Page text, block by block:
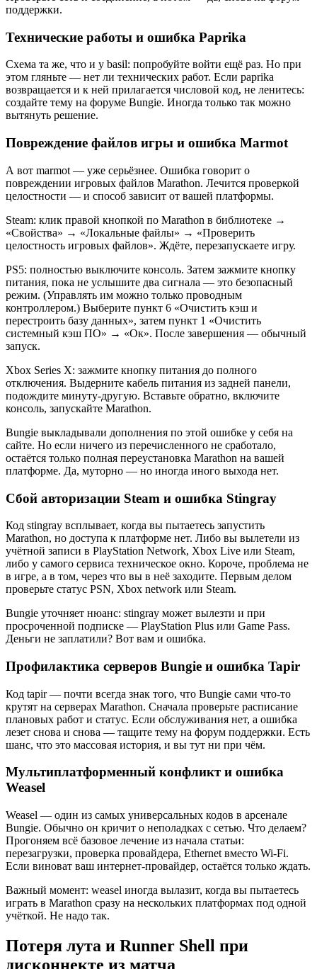
поддержки.
Технические работы и ошибка Paprika
Схема та же, что и у basil: попробуйте войти ещё раз. Но при
этом гляньте — нет ли технических работ. Если paprika
возвращается и к ней прилагается числовой код, не ленитесь:
создайте тему на форуме Bungie. Иногда только так можно
вытянуть решение.
Повреждение файлов игры и ошибка Marmot
А вот marmot — уже серьёзнее. Ошибка говорит о
повреждении игровых файлов Marathon. Лечится проверкой
целостности — и способ зависит от вашей платформы.
Steam: клик правой кнопкой по Marathon в библиотеке →
«Свойства» → «Локальные файлы» → «Проверить
целостность игровых файлов». Ждёте, перезапускаете игру.
PS5: полностью выключите консоль. Затем зажмите кнопку
питания, пока не услышите два сигнала — это безопасный
режим. (Управлять им можно только проводным
контроллером.) Выберите пункт 6 «Очистить кэш и
перестроить базу данных», затем пункт 1 «Очистить
системный кэш ПО» → «Ок». После завершения — обычный
запуск.
Xbox Series X: зажмите кнопку питания до полного
отключения. Выдерните кабель питания из задней панели,
подождите минуту-другую. Вставьте обратно, включите
консоль, запускайте Marathon.
Bungie выкладывали дополнения по этой ошибке у себя на
сайте. Но если ничего из перечисленного не сработало,
остаётся только полная переустановка Marathon на вашей
платформе. Да, муторно — но иногда иного выхода нет.
Сбой авторизации Steam и ошибка Stingray
Код stingray всплывает, когда вы пытаетесь запустить
Marathon, но доступа к платформе нет. Либо вы вылетели из
учётной записи в PlayStation Network, Xbox Live или Steam,
либо у самого сервиса техническое окно. Короче, проблема не
в игре, а в том, через что вы в неё заходите. Первым делом
проверьте статус PSN, Xbox network или Steam.
Bungie уточняет нюанс: stingray может вылезти и при
просроченной подписке — PlayStation Plus или Game Pass.
Деньги не заплатили? Вот вам и ошибка.
Профилактика серверов Bungie и ошибка Tapir
Код tapir — почти всегда знак того, что Bungie сами что-то
крутят на серверах Marathon. Сначала проверьте расписание
плановых работ и статус. Если обслуживания нет, а ошибка
лезет снова и снова — тащите тему на форум поддержки. Есть
шанс, что это массовая история, и вы тут ни при чём.
Мультиплатформенный конфликт и ошибка
Weasel
Weasel — один из самых универсальных кодов в арсенале
Bungie. Обычно он кричит о неполадках с сетью. Что делаем?
Прогоняем всё базовое лечение из начала статьи:
перезагрузки, проверка провайдера, Ethernet вместо Wi-Fi.
Если виноват ваш интернет-провайдер, остаётся только ждать.
Важный момент: weasel иногда вылазит, когда вы пытаетесь
играть в Marathon сразу на нескольких платформах под одной
учёткой. Не надо так.
Потеря лута и Runner Shell при
дисконнекте из матча